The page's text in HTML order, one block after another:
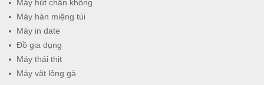
Máy hút chân không
Máy hàn miệng túi
Máy in date
Đồ gia dụng
Máy thái thịt
Máy vặt lông gà